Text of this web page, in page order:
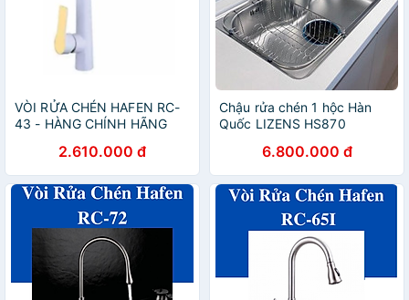
VÒI RỬA CHÉN HAFEN RC-
43 - HÀNG CHÍNH HÃNG
2.610.000 đ
Chậu rửa chén 1 hộc Hàn
Quốc LIZENS HS870
6.800.000 đ